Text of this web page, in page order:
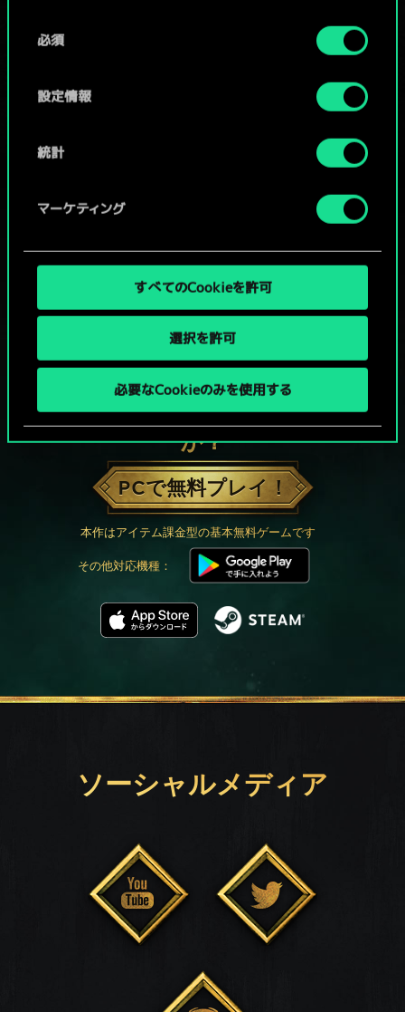
詳細は、下記の「設定」メニューでご確認ください。
必須
設定情報
統計
マーケティング
すべてのCookieを許可
選択を許可
必要なCookieのみを使用する
グウェントでひと勝負といかない
か？
PCで無料プレイ！
本作はアイテム課金型の基本無料ゲームです
その他対応機種：
ソーシャルメディア